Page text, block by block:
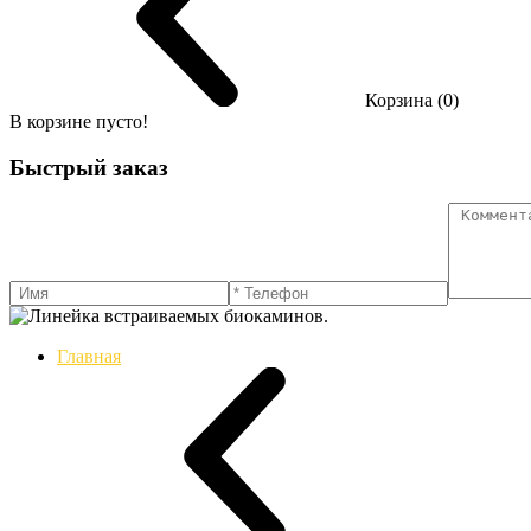
Корзина (0)
В корзине пусто!
Быстрый заказ
Главная